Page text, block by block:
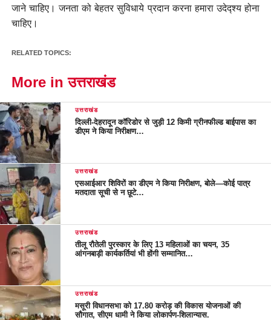
जाने चाहिए। जनता को बेहतर सुविधाये प्रदान करना हमारा उदेद्श्य होना
चाहिए।
RELATED TOPICS:
More in उत्तराखंड
उत्तराखंड
दिल्ली-देहरादून कॉरिडोर से जुड़ी 12 किमी ग्रीनफील्ड बाईपास का
डीएम ने किया निरीक्षण…
उत्तराखंड
एसआईआर शिविरों का डीएम ने किया निरीक्षण, बोले—कोई पात्र
मतदाता सूची से न छूटे…
उत्तराखंड
तीलू रौतेली पुरस्कार के लिए 13 महिलाओं का चयन, 35
आंगनबाड़ी कार्यकर्तियां भी होंगी सम्मानित…
उत्तराखंड
मसूरी विधानसभा को 17.80 करोड़ की विकास योजनाओं की
सौगात, सीएम धामी ने किया लोकार्पण-शिलान्यास.